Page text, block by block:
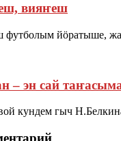
вияҥеш
йӧратыше,
– эн сай
кундем гыч